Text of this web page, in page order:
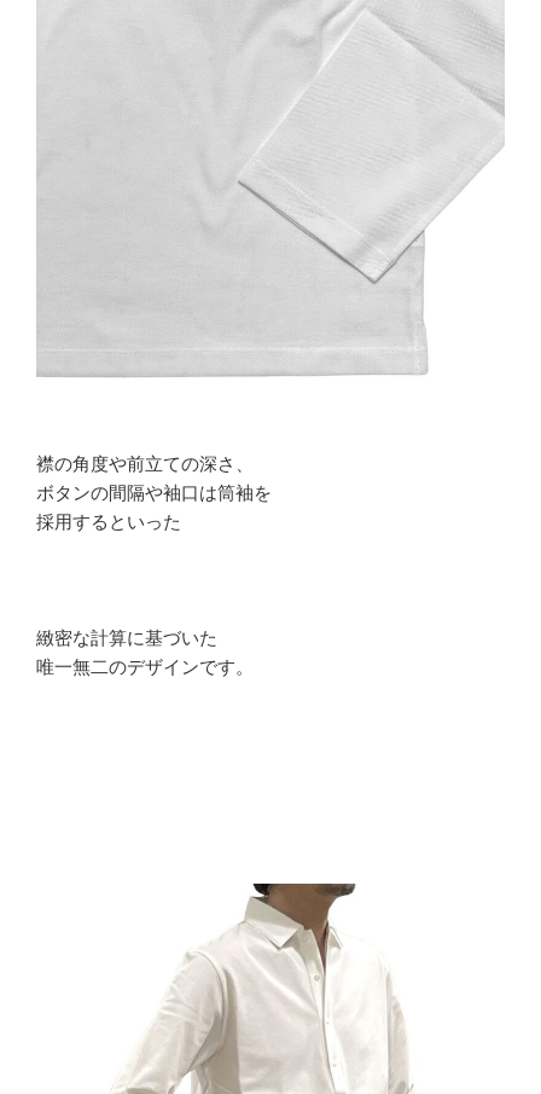
襟の角度や前立ての深さ、
ボタンの間隔や袖口は筒袖を
採用するといった
緻密な計算に基づいた
唯一無二のデザインです。